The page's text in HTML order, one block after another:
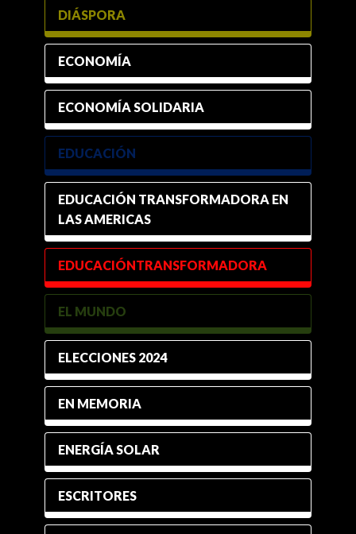
DIÁSPORA
ECONOMÍA
ECONOMÍA SOLIDARIA
EDUCACIÓN
EDUCACIÓN TRANSFORMADORA EN
LAS AMERICAS
EDUCACIÓNTRANSFORMADORA
EL MUNDO
ELECCIONES 2024
EN MEMORIA
ENERGÍA SOLAR
ESCRITORES